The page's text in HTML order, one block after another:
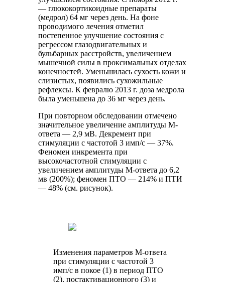
— глюкокортикоидные препараты
(медрол) 64 мг через день. На фоне
проводимого лечения отметил
постепенное улучшение состояния с
регрессом глазодвигательных и
бульбарных расстройств, увеличением
мышечной силы в проксимальных отделах
конечностей. Уменьшилась сухость кожи и
слизистых, появились сухожильные
рефлексы. К февралю 2013 г. доза медрола
была уменьшена до 36 мг через день.
При повторном обследовании отмечено
значительное увеличение амплитуды М-
ответа — 2,9 мВ. Декремент при
стимуляции с частотой 3 имп/с — 37%.
Феномен инкремента при
высокочастотной стимуляции с
увеличением амплитуды М-ответа до 6,2
мв (200%); феномен ПТО — 214% и ПТИ
— 48% (см. рисунок).
Изменения параметров М-ответа
при стимуляции с частотой 3
имп/с в покое (1) в период ПТО
(2), постактивационного (3) и